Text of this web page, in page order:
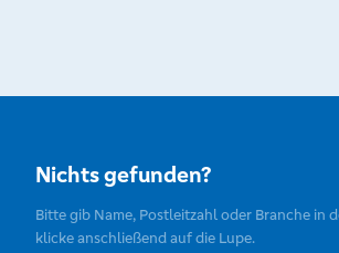
Nichts gefunden?
Bitte gib Name, Postleitzahl oder Branche in
klicke anschließend auf die Lupe.